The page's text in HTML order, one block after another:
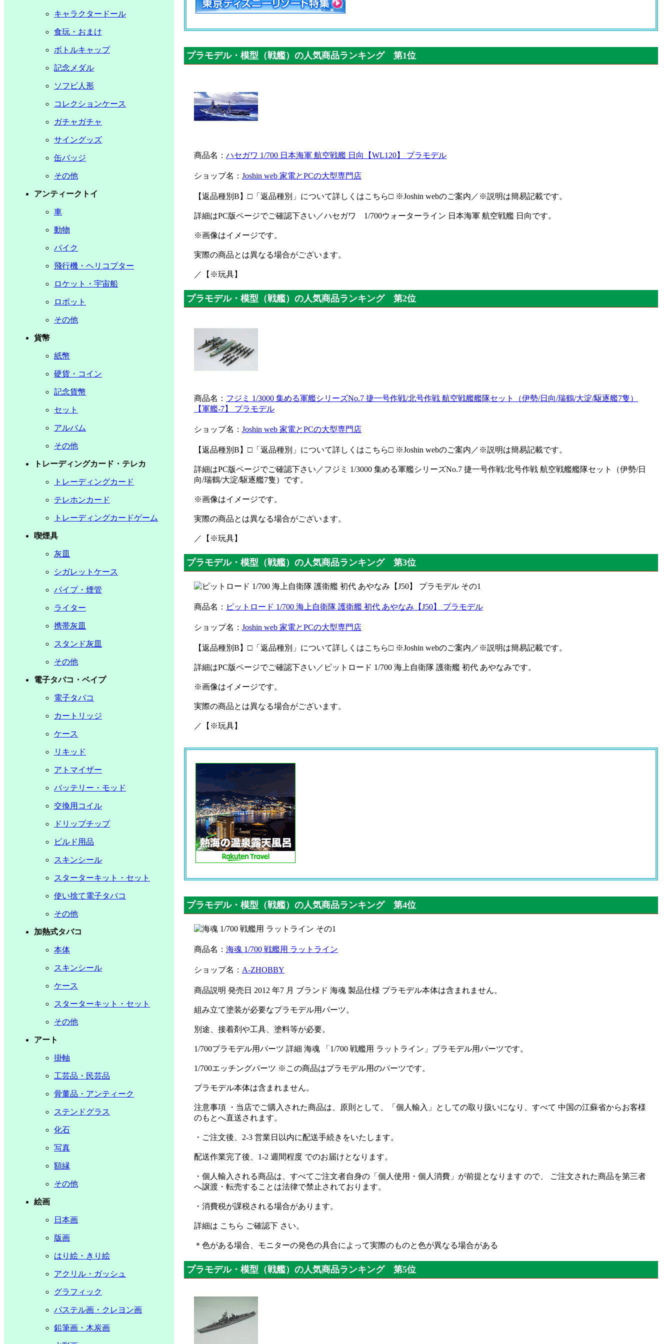
プラモデル・模型（戦艦）の人気商品ランキング 第1位
商品名： ハセガワ 1/700 日本海軍 航空戦艦 日向【WL120】 プラモデル
ショップ名： Joshin web 家電とPCの大型専門店
【返品種別B】□「返品種別」について詳しくはこちら□ ※Joshin webのご案内／※説明は簡易記載です。
詳細はPC版ページでご確認下さい／ハセガワ 1/700ウォーターライン 日本海軍 航空戦艦 日向です。
※画像はイメージです。
実際の商品とは異なる場合がございます。
／【※玩具】
プラモデル・模型（戦艦）の人気商品ランキング 第2位
商品名： フジミ 1/3000 集める軍艦シリーズNo.7 捷一号作戦/北号作戦 航空戦艦艦隊セット（伊勢/日向/瑞鶴/大淀/駆逐艦7隻）
【軍艦-7】 プラモデル
ショップ名： Joshin web 家電とPCの大型専門店
【返品種別B】□「返品種別」について詳しくはこちら□ ※Joshin webのご案内／※説明は簡易記載です。
詳細はPC版ページでご確認下さい／フジミ 1/3000 集める軍艦シリーズNo.7 捷一号作戦/北号作戦 航空戦艦艦隊セット（伊勢/日
向/瑞鶴/大淀/駆逐艦7隻）です。
※画像はイメージです。
実際の商品とは異なる場合がございます。
／【※玩具】
プラモデル・模型（戦艦）の人気商品ランキング 第3位
商品名： ピットロード 1/700 海上自衛隊 護衛艦 初代 あやなみ【J50】 プラモデル
ショップ名： Joshin web 家電とPCの大型専門店
【返品種別B】□「返品種別」について詳しくはこちら□ ※Joshin webのご案内／※説明は簡易記載です。
詳細はPC版ページでご確認下さい／ピットロード 1/700 海上自衛隊 護衛艦 初代 あやなみです。
※画像はイメージです。
実際の商品とは異なる場合がございます。
／【※玩具】
プラモデル・模型（戦艦）の人気商品ランキング 第4位
商品名： 海魂 1/700 戦艦用 ラットライン
ショップ名： A-ZHOBBY
商品説明 発売日 2012 年7 月 ブランド 海魂 製品仕様 プラモデル本体は含まれません。
組み立て塗装が必要なプラモデル用パーツ。
別途、接着剤や工具、塗料等が必要。
1/700プラモデル用パーツ 詳細 海魂 「1/700 戦艦用 ラットライン」プラモデル用パーツです。
1/700エッチングパーツ ※この商品はプラモデル用のパーツです。
プラモデル本体は含まれません。
注意事項 ・当店でご購入された商品は、原則として、「個人輸入」としての取り扱いになり、すべて 中国の江蘇省からお客様
のもとへ直送されます。
・ご注文後、2-3 営業日以内に配送手続きをいたします。
配送作業完了後、1-2 週間程度 でのお届けとなります。
・個人輸入される商品は、すべてご注文者自身の「個人使用・個人消費」が前提となります ので、 ご注文された商品を第三者
へ譲渡・転売することは法律で禁止されております。
・消費税が課税される場合があります。
詳細は こちら ご確認下 さい。
＊色がある場合、モニターの発色の具合によって実際のものと色が異なる場合がある
プラモデル・模型（戦艦）の人気商品ランキング 第5位
キャラクタードール
食玩・おまけ
ボトルキャップ
記念メダル
ソフビ人形
コレクションケース
ガチャガチャ
サイングッズ
缶バッジ
その他
アンティークトイ
車
動物
バイク
飛行機・ヘリコプター
ロケット・宇宙船
ロボット
その他
貨幣
紙幣
硬貨・コイン
記念貨幣
セット
アルバム
その他
トレーディングカード・テレカ
トレーディングカード
テレホンカード
トレーディングカードゲーム
喫煙具
灰皿
シガレットケース
パイプ・煙管
ライター
携帯灰皿
スタンド灰皿
その他
電子タバコ・ベイプ
電子タバコ
カートリッジ
ケース
リキッド
アトマイザー
バッテリー・モッド
交換用コイル
ドリップチップ
ビルド用品
スキンシール
スターターキット・セット
使い捨て電子タバコ
その他
加熱式タバコ
本体
スキンシール
ケース
スターターキット・セット
その他
アート
掛軸
工芸品・民芸品
骨董品・アンティーク
ステンドグラス
化石
写真
額縁
その他
絵画
日本画
版画
はり絵・きり絵
アクリル・ガッシュ
グラフィック
パステル画・クレヨン画
鉛筆画・木炭画